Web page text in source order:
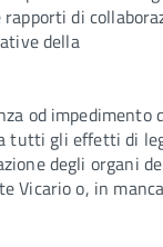
di
della
od impedimento
tutti gli effetti di
degli organi
Vicario o, in